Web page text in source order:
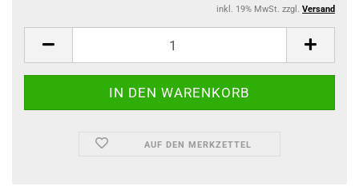
inkl. 19% MwSt. zzgl. Versand
AUF DEN MERKZETTEL